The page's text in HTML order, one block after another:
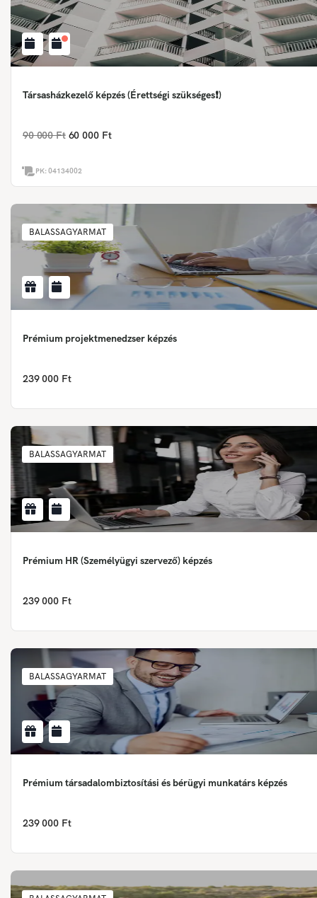
Társasházkezelő képzés (Érettségi szükséges❗)
90 000 Ft 60 000 Ft
PK:04134002
BALASSAGYARMAT
Prémium projektmenedzser képzés
239 000 Ft
BALASSAGYARMAT
Prémium HR (Személyügyi szervező) képzés
239 000 Ft
BALASSAGYARMAT
Prémium társadalombiztosítási és bérügyi munkatárs képzés
239 000 Ft